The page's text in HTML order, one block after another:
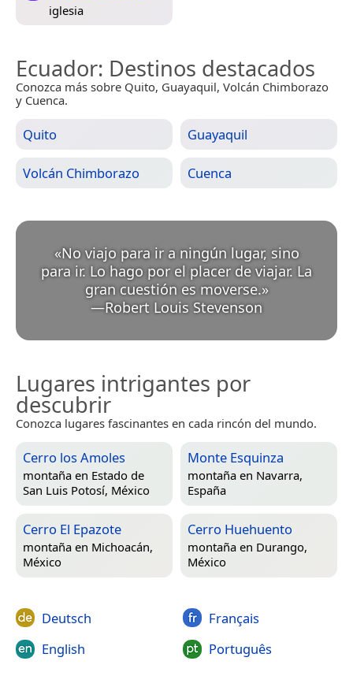
iglesia
Ecuador: Destinos destacados
Conozca más sobre Quito, Guayaquil, Volcán Chimborazo
y Cuenca.
Quito Guayaquil
Volcán Chimborazo Cuenca
«No viajo para ir a ningún lugar, sino
para ir. Lo hago por el placer de viajar. La
gran cuestión es moverse. »
—Robert Louis Stevenson
Lugares intrigantes por
descubrir
Conozca lugares fascinantes en cada rincón del mundo.
Cerro los Amoles
montaña en Estado de
San Luis Potosí, México
Monte Esquinza
montaña en Navarra,
España
Cerro El Epazote
montaña en Michoacán,
México
Cerro Huehuento
montaña en Durango,
México
Deutsch
English
Français
Português